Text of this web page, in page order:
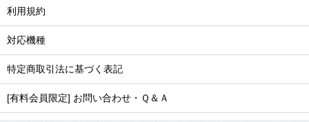
利用規約
対応機種
特定商取引法に基づく表記
[有料会員限定] お問い合わせ・Ｑ＆Ａ